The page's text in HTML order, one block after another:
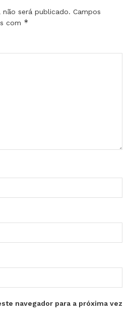
será publicado. Campos
com *
navegador para a próxima vez